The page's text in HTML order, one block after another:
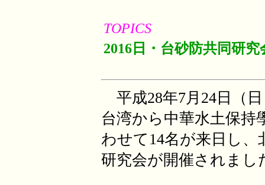
TOPICS
2016日・台砂防共同研
平成28年7月24日（
台湾から中華水土保持
わせて14名が来日し、
研究会が開催されまし